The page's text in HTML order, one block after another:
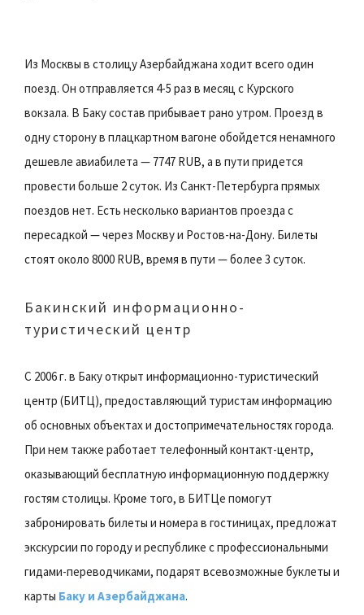
Из Москвы в столицу Азербайджана ходит всего один
поезд. Он отправляется 4-5 раз в месяц с Курского
вокзала. В Баку состав прибывает рано утром. Проезд в
одну сторону в плацкартном вагоне обойдется ненамного
дешевле авиабилета — 7747 RUB, а в пути придется
провести больше 2 суток. Из Санкт-Петербурга прямых
поездов нет. Есть несколько вариантов проезда с
пересадкой — через Москву и Ростов-на-Дону. Билеты
стоят около 8000 RUB, время в пути — более 3 суток.
Бакинский информационно-
туристический центр
С 2006 г. в Баку открыт информационно-туристический
центр (БИТЦ), предоставляющий туристам информацию
об основных объектах и достопримечательностях города.
При нем также работает телефонный контакт-центр,
оказывающий бесплатную информационную поддержку
гостям столицы. Кроме того, в БИТЦе помогут
забронировать билеты и номера в гостиницах, предложат
экскурсии по городу и республике с профессиональными
гидами-переводчиками, подарят всевозможные буклеты и
карты Баку и Азербайджана.